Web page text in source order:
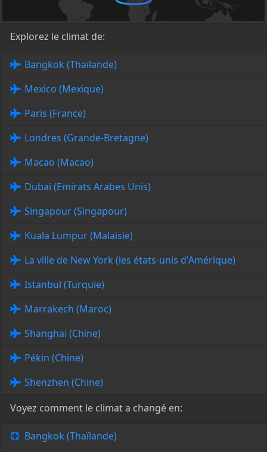
Explorez le climat de:
Bangkok (Thaïlande)
Mexico (Mexique)
Paris (France)
Londres (Grande-Bretagne)
Macao (Macao)
Dubai (Emirats Arabes Unis)
Singapour (Singapour)
Kuala Lumpur (Malaisie)
La ville de New York (les états-unis d'Amérique)
Istanbul (Turquie)
Marrakech (Maroc)
Shanghai (Chine)
Pékin (Chine)
Shenzhen (Chine)
Voyez comment le climat a changé en:
Bangkok (Thaïlande)